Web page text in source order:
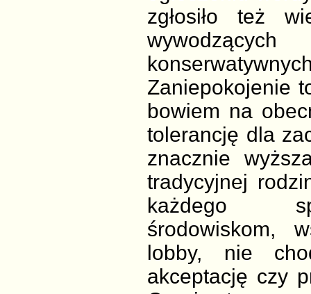
zgłosiło też
Zaniepokojenie
bowiem na
tolerancję dla
znacznie
tradycyjnej
każdego
środowiskom,
lobby, nie
akceptację czy